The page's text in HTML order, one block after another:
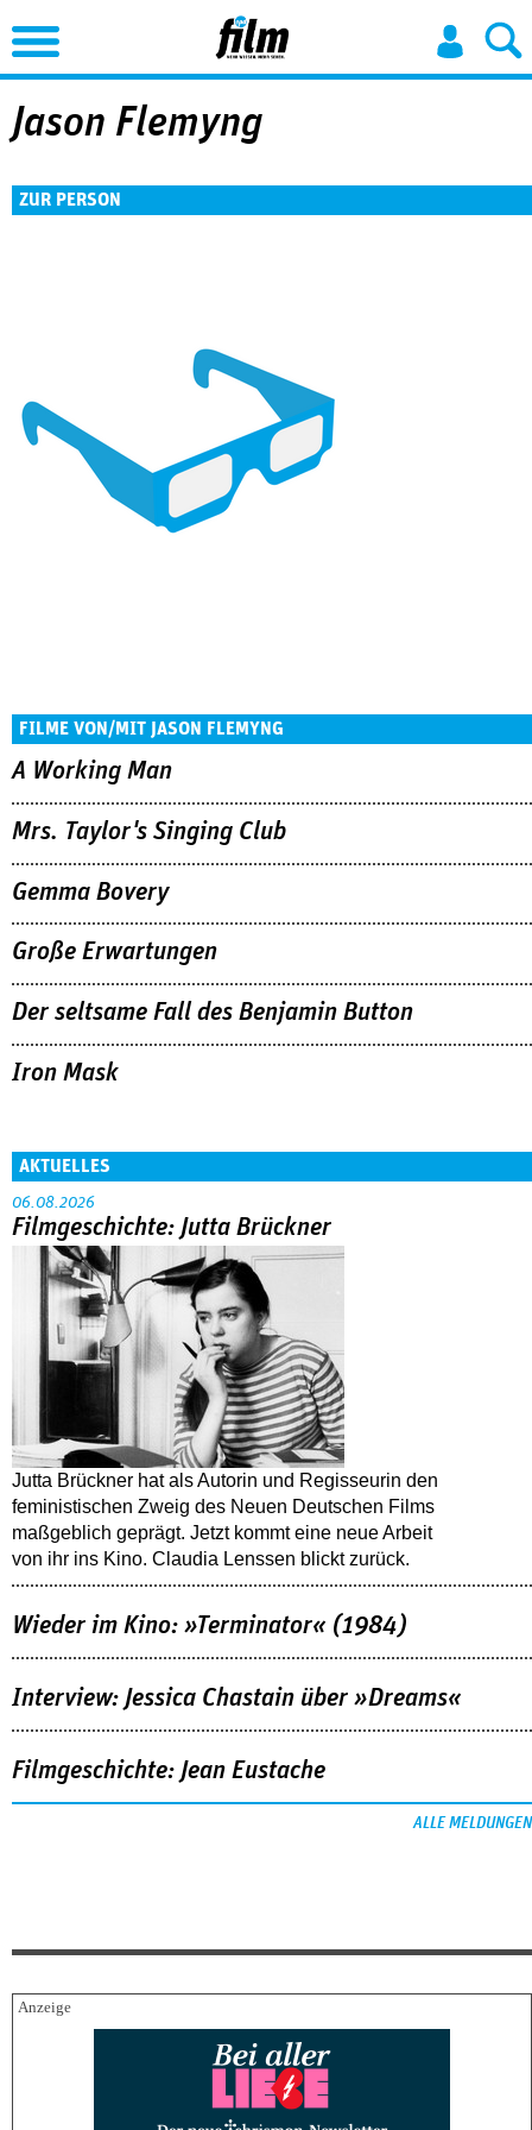
Jump to Navigation
Jason Flemyng
ZUR PERSON
FILME VON/MIT JASON FLEMYNG
A Working Man
Mrs. Taylor's Singing Club
Gemma Bovery
Große Erwartungen
Der seltsame Fall des Benjamin Button
Iron Mask
AKTUELLES
06.08.2026
Filmgeschichte: Jutta Brückner
Jutta Brückner hat als Autorin und Regisseurin den
feministischen Zweig des Neuen Deutschen Films
maßgeblich geprägt. Jetzt kommt eine neue Arbeit
von ihr ins Kino. Claudia Lenssen blickt zurück.
Wieder im Kino: »Terminator« (1984)
Interview: Jessica Chastain über »Dreams«
Filmgeschichte: Jean Eustache
ALLE MELDUNGEN